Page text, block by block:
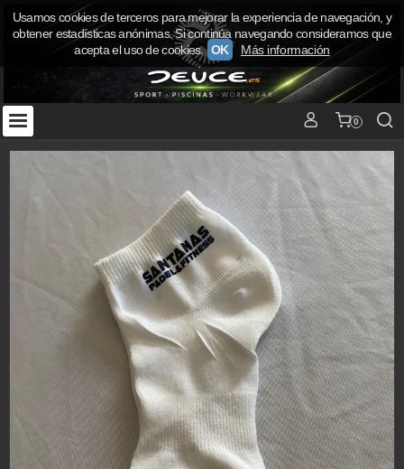
0
Usamos cookies de terceros para mejorar la experiencia de navegación, y
obtener estadísticas anónimas. Si continúa navegando consideramos que
acepta el uso de cookies. OK Más información